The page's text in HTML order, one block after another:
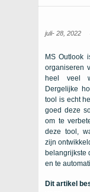
juli- 28, 2022
MS Outlook
organiseren
heel veel
Dergelijke
tool is echt
goed deze
om te
deze tool,
zijn
belangrijkste
en te
Dit artikel